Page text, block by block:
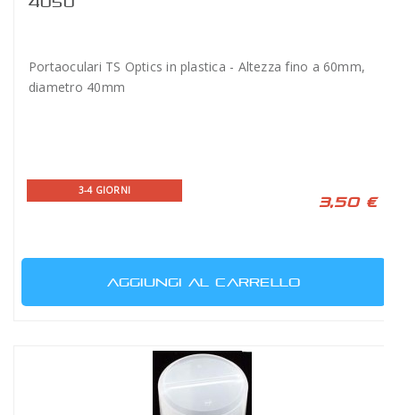
Portaoculari TS Optics in plastica - Altezza fino a 60mm,
diametro 40mm
3-4 GIORNI
3,50 €
AGGIUNGI AL CARRELLO